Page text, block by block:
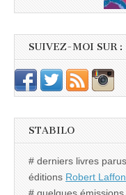
SUIVEZ-MOI SUR :
STABILO
# derniers livres
éditions Robert
# quelques